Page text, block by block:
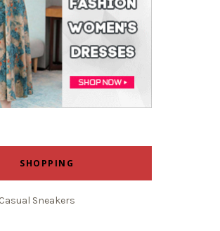
SHOPPING